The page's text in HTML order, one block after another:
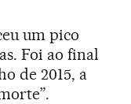
um pico
Foi ao final
de 2015, a